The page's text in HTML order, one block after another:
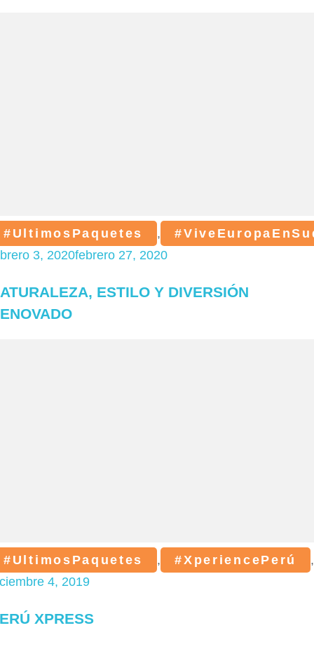
#UltimosPaquetes ,
3, 2020febrero 27, 2020
ESTILO Y DIVERSIÓN
#UltimosPaquetes , #XperiencePerú
,
4, 2019
XPRESS